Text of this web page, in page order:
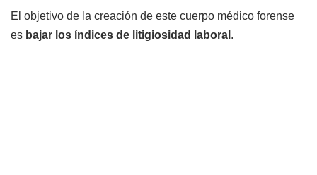
El objetivo de la creación de este cuerpo médico forense
es bajar los índices de litigiosidad laboral .